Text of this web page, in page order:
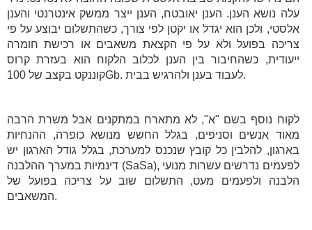
עלה נושא הענן. הענן יאובטח, הענן ייצר ממשק אינטרנטי והענן
אלסטי, ולכן הוא יגדל או יקטן לפי צורך, כשהתשלום יבוצע על פי
צריכה בפועל ולא על פי הקצאת משאבים או רכישת חומרה
ייעודית, כשהחיבור בין הענן לכלוב הלקוח הוא בעזרת קרוס
קוננקט בקצב של 100Gb. לעבוד בענן ולהרגיש בבית.
לקוח נוסף בשם "א", לא מתארח במתקנים אבל משרת הרבה
מאוד אנשים וסניפים, בגלל החשש מנושא כופרה, ההנחיות
בארגון, להלבין כל קובץ שנכנס למערכת, בגלל גודל הארגון יש
דינמיות במערך ההלבנה (SaSa), לפעמים נדרשים עשרות מנועי
הלבנה ולפעמים מעט, התשלום שוב על צריכה בפועל של
המשאבים.